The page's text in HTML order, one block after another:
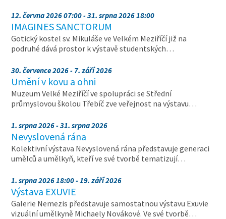
12. června 2026 07:00 - 31. srpna 2026 18:00
IMAGINES SANCTORUM
Gotický kostel sv. Mikuláše ve Velkém Meziříčí již na
podruhé dává prostor k výstavě studentských…
30. července 2026 - 7. září 2026
Umění v kovu a ohni
Muzeum Velké Meziříčí ve spolupráci se Střední
průmyslovou školou Třebíč zve veřejnost na výstavu…
1. srpna 2026 - 31. srpna 2026
Nevyslovená rána
Kolektivní výstava Nevyslovená rána představuje generaci
umělců a umělkyň, kteří ve své tvorbě tematizují…
1. srpna 2026 18:00 - 19. září 2026
Výstava EXUVIE
Galerie Nemezis představuje samostatnou výstavu Exuvie
vizuální umělkyně Michaely Novákové. Ve své tvorbě…